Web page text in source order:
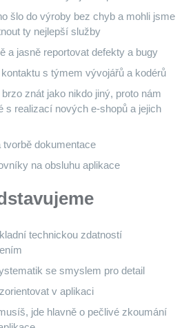
šlo do výroby bez chyb a mohli jsme
ty nejlepší služby
a jasně reportovat defekty a bugy
s týmem vývojářů a kodérů
znát jako nikdo jiný, proto nám
s realizací nových e-shopů a jejich
tvorbě dokumentace
na obsluhu aplikace
technickou zdatností
se smyslem pro detail
v aplikaci
jde hlavně o pečlivé zkoumání